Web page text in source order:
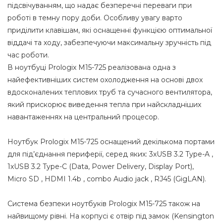
підсвічуванням, що надає безперечні переваги при
роботі в темну пору доби. Особливу увагу варто
приділити клавішам, які оснащенні функцією оптимальної
віддачі та ходу, забезпечуючи максимальну зручність під
час роботи.
В ноутбуці Prologix M15-725 реалізована одна з
найефективніших систем охолодження на основі двох
вдосконалених теплових труб та сучасного вентилятора,
який прискорює виведення тепла при найскладніших
навантаженнях на центральний процесор.
Ноутбук Prologix M15-725 оснащений декількома портами
для під’єднання периферії, серед яких: 3xUSB 3.2 Type-A ,
1xUSB 3.2 Type-C (Data, Power Delivery, Display Port),
Micro SD , HDMI 1.4b , combo Audio jack , RJ45 (GigLAN).
Система безпеки ноутбуків Prologix M15-725 також на
найвищому рівні. На корпусі є отвір під замок (Kensington